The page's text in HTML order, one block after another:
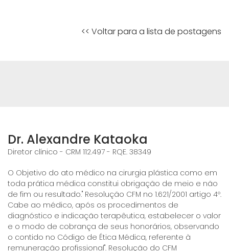
<< Voltar para a lista de postagens
Dr. Alexandre Kataoka
Diretor clínico - CRM 112.497 - RQE. 38349
O Objetivo do ato médico na cirurgia plástica como em
toda prática médica constitui obrigação de meio e não
de fim ou resultado." Resolução CFM no 1.621/2001 artigo 4º.
Cabe ao médico, após os procedimentos de
diagnóstico e indicação terapêutica, estabelecer o valor
e o modo de cobrança de seus honorários, observando
o contido no Código de Ética Médica, referente à
remuneração profissional". Resolução do CFM